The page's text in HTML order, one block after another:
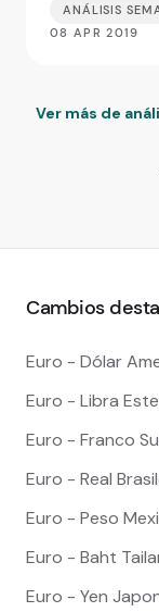
ANÁLISIS
08 APR 2019
Ver más de
Cambios
Euro - Dólar
Euro - Libra
Euro - Franco
Euro - Real
Euro - Peso
Euro - Baht
Euro - Yen